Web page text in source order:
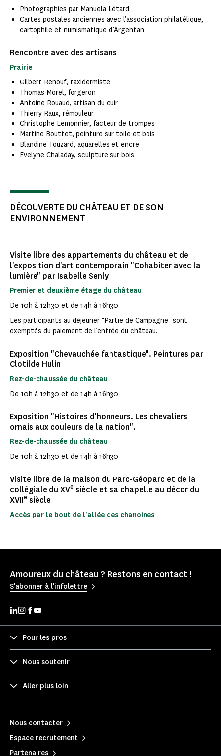
Photographies par Manuela Létard
Cartes postales anciennes avec l’association philatélique,
cartophile et numismatique d’Argentan
Rencontre avec des artisans
Prairie
Gilbert Renouf, taxidermiste
Thomas Morel, forgeron
Antoine Rouaud, artisan du cuir
Thierry Raux, rémouleur
Christophe Lemonnier, facteur de trompes
Martine Bouttet, peinture sur toile et bois
Blandine Touzard, aquarelles et encre
Evelyne Chaladay, sculpture sur bois
DÉCOUVERTE DU CHÂTEAU ET DE SON
ENVIRONNEMENT
Visite libre des appartements du château et de
l'exposition d'art contemporain "Cohabiter avec la
lumière" par Isabelle Senly
Premier et deuxième étage du château
De 10h à 12h30 et de 14h à 16h30
Les participants au déjeuner "Partie de Campagne" sont
exemptés du paiement de l’entrée du château.
Exposition "Chevauchée fantastique". Peintures par
Clotilde Hulin
Rez-de-chaussée du château
De 10h à 12h30 et de 14h à 16h30
Exposition "Histoires d'honneurs. Les chevaliers
ornais aux couleurs de la nation".
Rez-de-chaussée du château
De 10h à 12h30 et de 14h à 16h30
Visite libre de la maison du Parc-Géoparc et de la
collégiale du XVe siècle et sa chapelle au décor du
XVIIe siècle
Accès par le bout de l'allée des chanoines
Amoureux du château ? Restons en contact !
S'abonner à l'infolettre
Pour les pros
Nous soutenir
Aller plus loin
Nous contacter
Espace recrutement
Partenaires